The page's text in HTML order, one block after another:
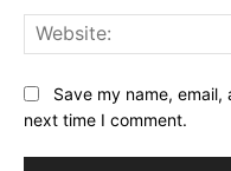
Save my name,
next time I comment.